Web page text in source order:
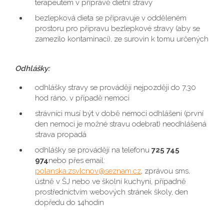
terapeutem v přípravě dietní stravy
bezlepková dieta se připravuje v odděleném
prostoru pro přípravu bezlepkové stravy (aby se
zamezilo kontaminaci), ze surovin k tomu určených
Odhlášky:
odhlášky stravy se provádějí nejpozději do 7,30
hod ráno, v případě nemoci
strávníci musí být v době nemoci odhlášeni (první
den nemoci je možné stravu odebrat) neodhlášená
strava propadá
odhlášky se provádějí na telefonu 725 745
974nebo přes email:
polanska.zsvlcnov@seznam.cz, zprávou sms,
ústně v ŠJ nebo ve školní kuchyni, případně
prostřednictvím webových stránek školy, den
dopředu do 14hodin